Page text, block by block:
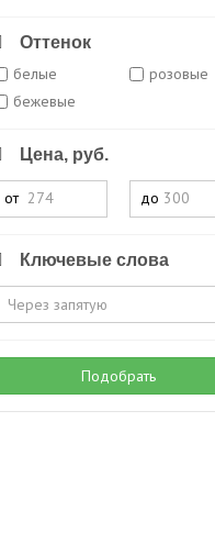
Оттенок
белые
розовые
бежевые
Цена, руб.
от до
Ключевые слова
Подобрать